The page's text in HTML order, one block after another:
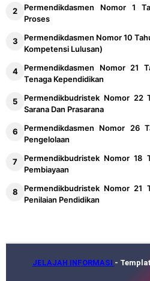
Permendikdasmen Nomor 1
Proses
Permendikdasmen Nomor 10
Kompetensi Lulusan)
Permendikdasmen Nomor 21
Tenaga Kependidikan
Permendikbudristek Nomor 22
Sarana Dan Prasarana
Permendikdasmen Nomor 26
Pengelolaan
Permendikbudristek Nomor 18
Pembiayaan
Permendikbudristek Nomor 21
Penilaian Pendidikan
JELAJAH INFORMASI -